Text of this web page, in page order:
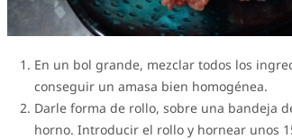
En un bol grande, mezclar todos los
conseguir un amasa bien homogénea.
Darle forma de rollo, sobre una bandeja
horno. Introducir el rollo y hornear unos